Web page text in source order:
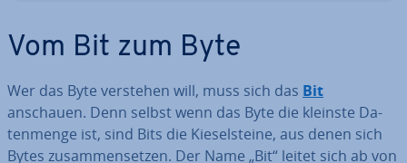
Vom Bit zum Byte
Wer das Byte verstehen will, muss sich das Bit
anschauen. Denn selbst wenn das Byte die kleinste Da­
ten­men­ge ist, sind Bits die Kie­sel­stei­ne, aus denen sich
Bytes zu­sam­men­set­zen. Der Name „Bit“ leitet sich ab von